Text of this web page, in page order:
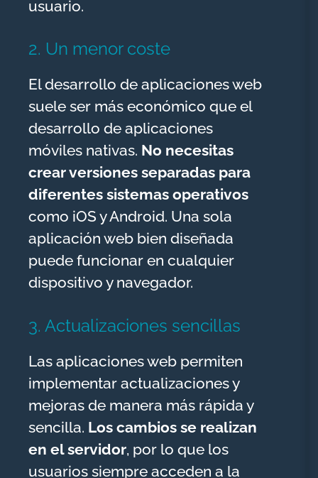
usuario.
2. Un menor coste
El desarrollo de aplicaciones web
suele ser más económico que el
desarrollo de aplicaciones
móviles nativas. No necesitas
crear versiones separadas para
diferentes sistemas operativos
como iOS y Android. Una sola
aplicación web bien diseñada
puede funcionar en cualquier
dispositivo y navegador.
3. Actualizaciones sencillas
Las aplicaciones web permiten
implementar actualizaciones y
mejoras de manera más rápida y
sencilla. Los cambios se realizan
en el servidor, por lo que los
usuarios siempre acceden a la